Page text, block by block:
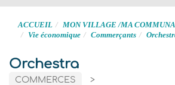
ACCUEIL
MON VILLAGE /MA
Vie économique
Commerçants
Orchestra
COMMERCES